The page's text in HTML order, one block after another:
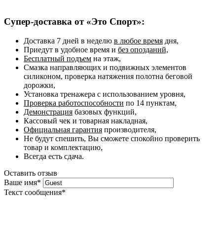
Супер-доставка от «Это Спорт»:
Доставка 7 дней в неделю в любое время дня,
Приедут в удобное время и без опозданий,
Бесплатный подъем на этаж,
Смазка направляющих и подвижных элементов
силиконом, проверка натяжения полотна беговой
дорожки,
Установка тренажера с использованием уровня,
Проверка работоспособности по 14 пунктам,
Демонстрация базовых функций,
Кассовый чек и товарная накладная,
Официальная гарантия производителя,
Не будут спешить, Вы сможете спокойно проверить
товар и комплектацию,
Всегда есть сдача.
Оставить отзыв
Ваше имя*
Текст сообщения*